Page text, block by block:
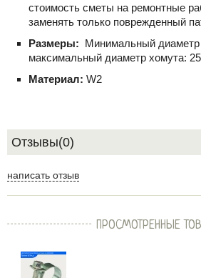
стоимость сметы на ремонтные
заменять только поврежденный
Размеры: Минимальный
максимальный диаметр хомута:
Материал: W2
Отзывы(0)
написать отзыв
ПРОСМОТРЕННЫЕ